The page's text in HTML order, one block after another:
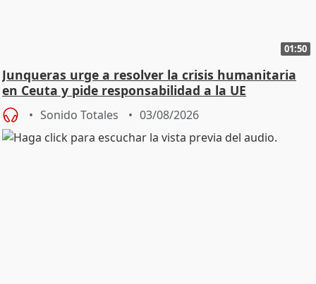
01:50
Junqueras urge a resolver la crisis humanitaria
en Ceuta y pide responsabilidad a la UE
Sonido Totales 03/08/2026